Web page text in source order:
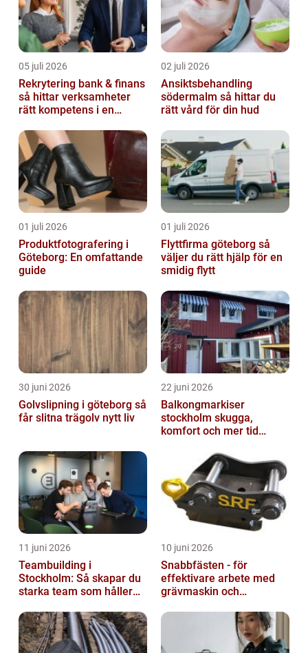
05 juli 2026
Rekrytering bank & finans
så hittar verksamheter
rätt kompetens i en
02 juli 2026
Ansiktsbehandling
södermalm så hittar du
rätt vård för din hud
01 juli 2026
Produktfotografering i
Göteborg: En omfattande
guide
01 juli 2026
Flyttfirma göteborg så
väljer du rätt hjälp för en
smidig flytt
30 juni 2026
Golvslipning i göteborg så
får slitna trägolv nytt liv
22 juni 2026
Balkongmarkiser
stockholm skugga,
komfort och mer tid
11 juni 2026
Teambuilding i
Stockholm: Så skapar du
starka team som håller
10 juni 2026
Snabbfästen - för
effektivare arbete med
grävmaskin och